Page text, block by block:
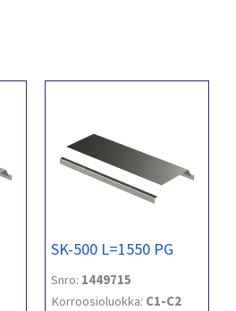
SK-500 L=1550 PG
Snro: 1449715
Korroosioluokka: C1-C2